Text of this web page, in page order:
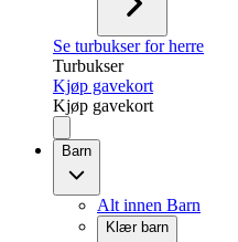
Se turbukser for herre
Turbukser
Kjøp gavekort
Kjøp gavekort
Barn
Alt innen Barn
Klær barn